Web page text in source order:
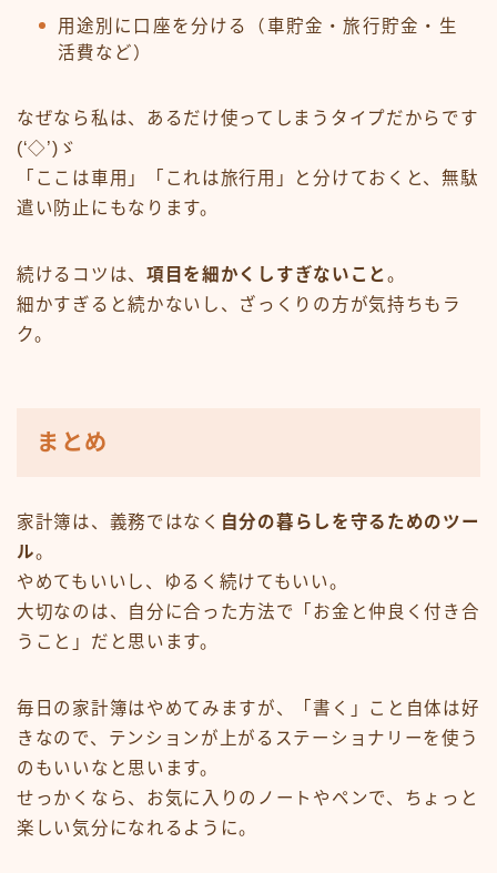
用途別に口座を分ける（車貯金・旅行貯金・生
活費など）
なぜなら私は、あるだけ使ってしまうタイプだからです
(‘◇’)ゞ
「ここは車用」「これは旅行用」と分けておくと、無駄
遣い防止にもなります。
続けるコツは、 項目を細かくしすぎないこと。
細かすぎると続かないし、ざっくりの方が気持ちもラ
ク。
まとめ
家計簿は、義務ではなく 自分の暮らしを守るためのツー
ル。
やめてもいいし、ゆるく続けてもいい。
大切なのは、自分に合った方法で「お金と仲良く付き合
うこと」だと思います。
毎日の家計簿はやめてみますが、「書く」こと自体は好
きなので、テンションが上がるステーショナリーを使う
のもいいなと思います。
せっかくなら、お気に入りのノートやペンで、ちょっと
楽しい気分になれるように。